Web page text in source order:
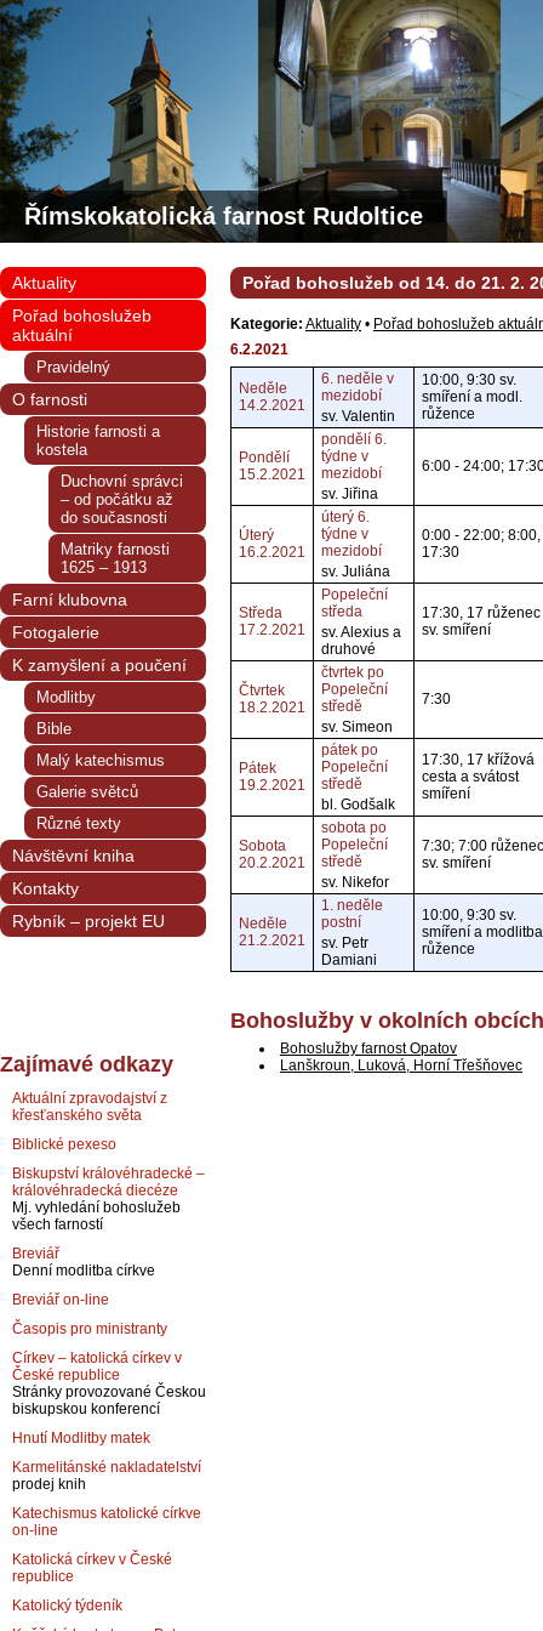
Římskokatolická farnost Rudoltice
Pořad bohoslužeb od 14. do 21. 2.
Kategorie: Aktuality • Pořad bohoslužeb
6.2.2021
Neděle
14.2.2021
6. neděle v
mezidobí
sv. Valentin
10:00, 9:30 sv.
smíření a modl.
růžence
Pondělí
15.2.2021
pondělí 6.
týdne v
mezidobí
sv. Jiřina
6:00 - 24:00;
Úterý
16.2.2021
úterý 6.
týdne v
mezidobí
sv. Juliána
0:00 - 22:00; 8:00,
17:30
Středa
17.2.2021
Popeleční
středa
sv. Alexius a
druhové
17:30, 17 růženec
sv. smíření
Čtvrtek
18.2.2021
čtvrtek po
Popeleční
středě
sv. Simeon
7:30
Pátek
19.2.2021
pátek po
Popeleční
středě
bl. Godšalk
17:30, 17 křížová
cesta a svátost
smíření
Sobota
20.2.2021
sobota po
Popeleční
středě
sv. Nikefor
7:30; 7:00
sv. smíření
Neděle
21.2.2021
1. neděle
postní
sv. Petr
Damiani
10:00, 9:30 sv.
smíření a modlitba
růžence
Bohoslužby v okolních obcích
Bohoslužby farnost Opatov
Lanškroun, Luková, Horní Třešňovec
Aktuality
Pořad bohoslužeb
aktuální
Pravidelný
O farnosti
Historie farnosti a
kostela
Duchovní správci
– od počátku až
do současnosti
Matriky farnosti
1625 – 1913
Farní klubovna
Fotogalerie
K zamyšlení a poučení
Modlitby
Bible
Malý katechismus
Galerie světců
Různé texty
Návštěvní kniha
Kontakty
Rybník – projekt EU
Zajímavé odkazy
Aktuální zpravodajství z
křesťanského světa
Biblické pexeso
Biskupství královéhradecké –
královéhradecká diecéze
Mj. vyhledání bohoslužeb
všech farností
Breviář
Denní modlitba církve
Breviář on-line
Časopis pro ministranty
Církev – katolická církev v
České republice
Stránky provozované Českou
biskupskou konferencí
Hnutí Modlitby matek
Karmelitánské nakladatelství
prodej knih
Katechismus katolické církve
on-line
Katolická církev v České
republice
Katolický týdeník